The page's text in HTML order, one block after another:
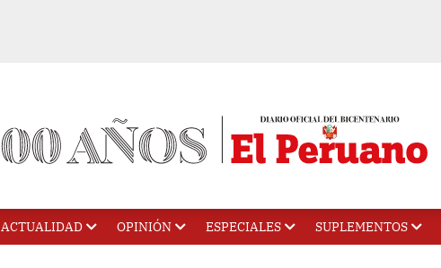
ACTUALIDAD OPINIÓN ESPECIALES SUPLEMENTOS